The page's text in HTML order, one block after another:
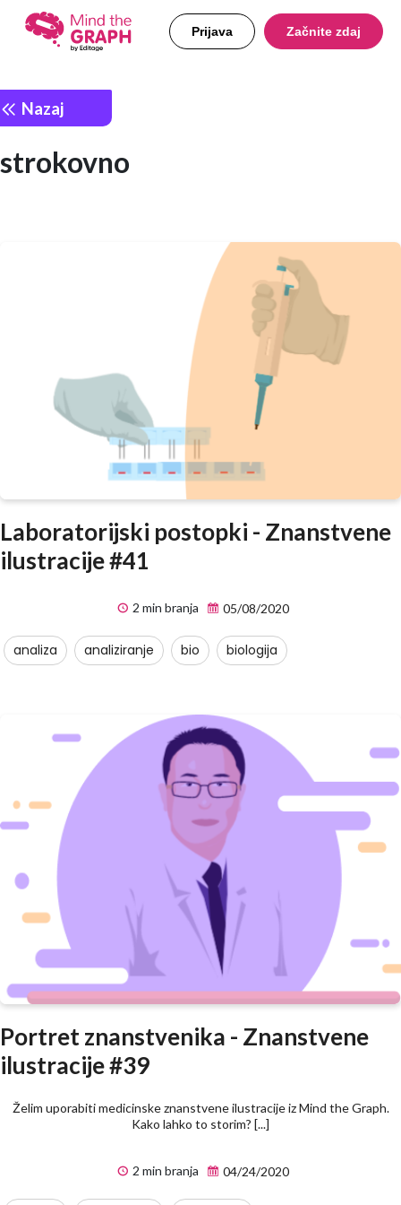
Prijava Začnite zdaj
Nazaj
strokovno
Laboratorijski postopki - Znanstvene
ilustracije #41
2 min branja 05/08/2020
analiza analiziranje bio biologija
Portret znanstvenika - Znanstvene
ilustracije #39
Želim uporabiti medicinske znanstvene ilustracije iz Mind the Graph.
Kako lahko to storim? [...]
2 min branja 04/24/2020